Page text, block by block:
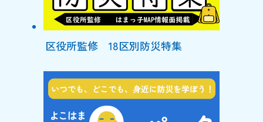
区役所監修 18区別防災特集